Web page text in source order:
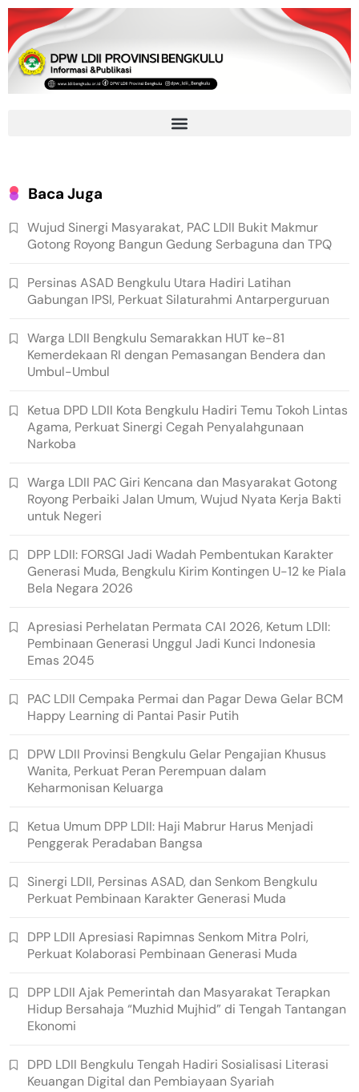
Baca Juga
Wujud Sinergi Masyarakat, PAC LDII Bukit Makmur
Gotong Royong Bangun Gedung Serbaguna dan TPQ
Persinas ASAD Bengkulu Utara Hadiri Latihan
Gabungan IPSI, Perkuat Silaturahmi Antarperguruan
Warga LDII Bengkulu Semarakkan HUT ke-81
Kemerdekaan RI dengan Pemasangan Bendera dan
Umbul-Umbul
Ketua DPD LDII Kota Bengkulu Hadiri Temu Tokoh Lintas
Agama, Perkuat Sinergi Cegah Penyalahgunaan
Narkoba
Warga LDII PAC Giri Kencana dan Masyarakat Gotong
Royong Perbaiki Jalan Umum, Wujud Nyata Kerja Bakti
untuk Negeri
DPP LDII: FORSGI Jadi Wadah Pembentukan Karakter
Generasi Muda, Bengkulu Kirim Kontingen U-12 ke Piala
Bela Negara 2026
Apresiasi Perhelatan Permata CAI 2026, Ketum LDII:
Pembinaan Generasi Unggul Jadi Kunci Indonesia
Emas 2045
PAC LDII Cempaka Permai dan Pagar Dewa Gelar BCM
Happy Learning di Pantai Pasir Putih
DPW LDII Provinsi Bengkulu Gelar Pengajian Khusus
Wanita, Perkuat Peran Perempuan dalam
Keharmonisan Keluarga
Ketua Umum DPP LDII: Haji Mabrur Harus Menjadi
Penggerak Peradaban Bangsa
Sinergi LDII, Persinas ASAD, dan Senkom Bengkulu
Perkuat Pembinaan Karakter Generasi Muda
DPP LDII Apresiasi Rapimnas Senkom Mitra Polri,
Perkuat Kolaborasi Pembinaan Generasi Muda
DPP LDII Ajak Pemerintah dan Masyarakat Terapkan
Hidup Bersahaja “Muzhid Mujhid” di Tengah Tantangan
Ekonomi
DPD LDII Bengkulu Tengah Hadiri Sosialisasi Literasi
Keuangan Digital dan Pembiayaan Syariah